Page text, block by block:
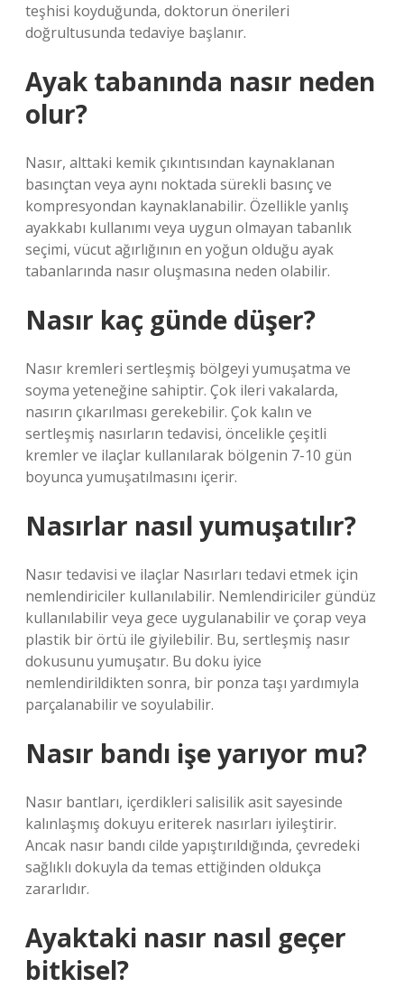
teşhisi koyduğunda, doktorun önerileri
doğrultusunda tedaviye başlanır.
Ayak tabanında nasır neden
olur?
Nasır, alttaki kemik çıkıntısından kaynaklanan
basınçtan veya aynı noktada sürekli basınç ve
kompresyondan kaynaklanabilir. Özellikle yanlış
ayakkabı kullanımı veya uygun olmayan tabanlık
seçimi, vücut ağırlığının en yoğun olduğu ayak
tabanlarında nasır oluşmasına neden olabilir.
Nasır kaç günde düşer?
Nasır kremleri sertleşmiş bölgeyi yumuşatma ve
soyma yeteneğine sahiptir. Çok ileri vakalarda,
nasırın çıkarılması gerekebilir. Çok kalın ve
sertleşmiş nasırların tedavisi, öncelikle çeşitli
kremler ve ilaçlar kullanılarak bölgenin 7-10 gün
boyunca yumuşatılmasını içerir.
Nasırlar nasıl yumuşatılır?
Nasır tedavisi ve ilaçlar Nasırları tedavi etmek için
nemlendiriciler kullanılabilir. Nemlendiriciler gündüz
kullanılabilir veya gece uygulanabilir ve çorap veya
plastik bir örtü ile giyilebilir. Bu, sertleşmiş nasır
dokusunu yumuşatır. Bu doku iyice
nemlendirildikten sonra, bir ponza taşı yardımıyla
parçalanabilir ve soyulabilir.
Nasır bandı işe yarıyor mu?
Nasır bantları, içerdikleri salisilik asit sayesinde
kalınlaşmış dokuyu eriterek nasırları iyileştirir.
Ancak nasır bandı cilde yapıştırıldığında, çevredeki
sağlıklı dokuyla da temas ettiğinden oldukça
zararlıdır.
Ayaktaki nasır nasıl geçer
bitkisel?